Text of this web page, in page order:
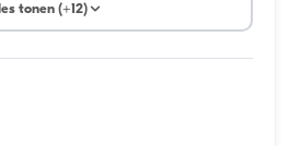
tonen (+12)